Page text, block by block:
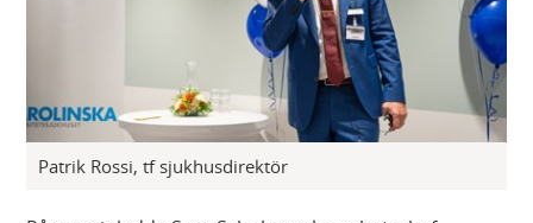
Patrik Rossi, tf sjukhusdirektör